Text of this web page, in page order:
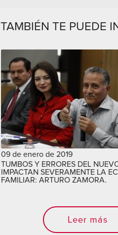
TAMBIÉN TE PUEDE
09 de enero de 2019
TUMBOS Y ERRORES DEL
IMPACTAN SEVERAMENTE LA
FAMILIAR: ARTURO ZAMORA.
Leer más